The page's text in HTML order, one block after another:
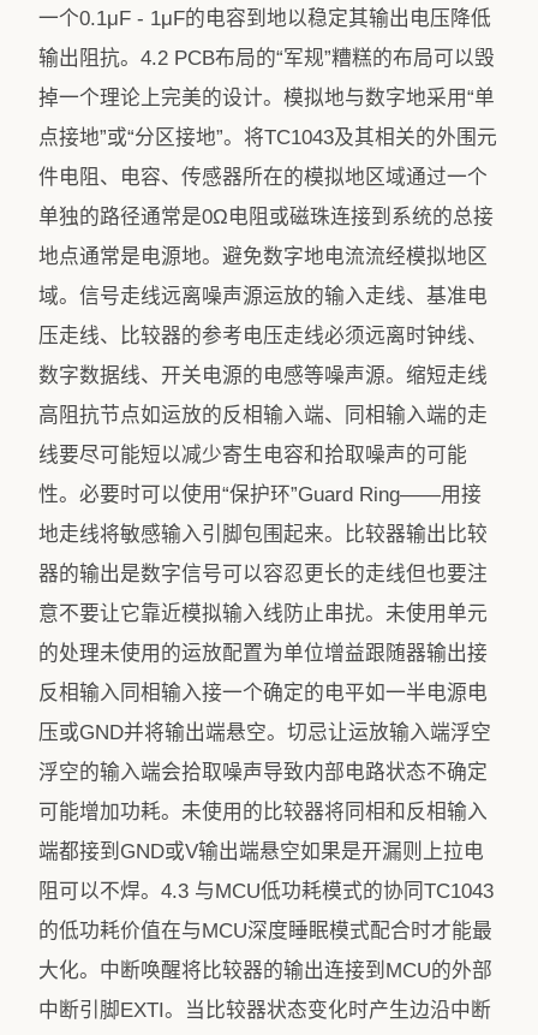
一个0.1μF - 1μF的电容到地以稳定其输出电压降低
输出阻抗。4.2 PCB布局的“军规”糟糕的布局可以毁
掉一个理论上完美的设计。模拟地与数字地采用“单
点接地”或“分区接地”。将TC1043及其相关的外围元
件电阻、电容、传感器所在的模拟地区域通过一个
单独的路径通常是0Ω电阻或磁珠连接到系统的总接
地点通常是电源地。避免数字地电流流经模拟地区
域。信号走线远离噪声源运放的输入走线、基准电
压走线、比较器的参考电压走线必须远离时钟线、
数字数据线、开关电源的电感等噪声源。缩短走线
高阻抗节点如运放的反相输入端、同相输入端的走
线要尽可能短以减少寄生电容和拾取噪声的可能
性。必要时可以使用“保护环”Guard Ring——用接
地走线将敏感输入引脚包围起来。比较器输出比较
器的输出是数字信号可以容忍更长的走线但也要注
意不要让它靠近模拟输入线防止串扰。未使用单元
的处理未使用的运放配置为单位增益跟随器输出接
反相输入同相输入接一个确定的电平如一半电源电
压或GND并将输出端悬空。切忌让运放输入端浮空
浮空的输入端会拾取噪声导致内部电路状态不确定
可能增加功耗。未使用的比较器将同相和反相输入
端都接到GND或V输出端悬空如果是开漏则上拉电
阻可以不焊。4.3 与MCU低功耗模式的协同TC1043
的低功耗价值在与MCU深度睡眠模式配合时才能最
大化。中断唤醒将比较器的输出连接到MCU的外部
中断引脚EXTI。当比较器状态变化时产生边沿中断